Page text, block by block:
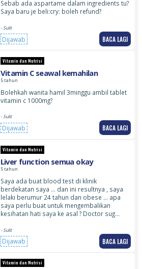
Sebab ada aspartame dalam ingredients tu?
Saya baru je beli​:cry: boleh refund?
- Sulit
Dijawab BACA LAGI
Vitamin dan Nutrisi
Vitamin C seawal kemahilan
5 tahun
Bolehkah wanita hamil 3minggu ambil tablet
vitamin c 1000mg?
- Sulit
Dijawab BACA LAGI
Vitamin dan Nutrisi
Liver function semua okay
5 tahun
Saya ada buat blood test di klinik
berdekatan saya … dan ini resultnya , saya
lelaki berumur 24 tahun dan obese … apa
saya perlu buat untuk mengembalikan
kesihatan hati saya ke asal ? Doctor sug…
- Sulit
Dijawab BACA LAGI
Vitamin dan Nutrisi